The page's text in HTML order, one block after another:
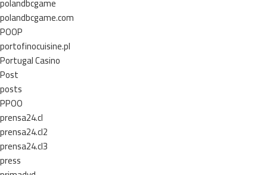
polandbcgame.com
POOP
portofinocuisine.pl
Portugal Casino
Post
posts
PPOO
prensa24.cl
prensa24.cl2
prensa24.cl3
press